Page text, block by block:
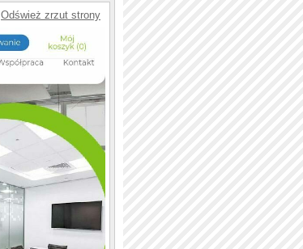
Odśwież zrzut strony